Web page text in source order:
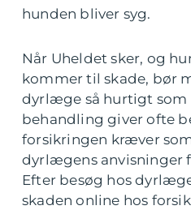
hunden bliver syg.
Når Uheldet sker, og
kommer til skade, bør
dyrlæge så hurtigt
behandling giver ofte
forsikringen kræver
dyrlægens anvisninger
Efter besøg hos
skaden online hos